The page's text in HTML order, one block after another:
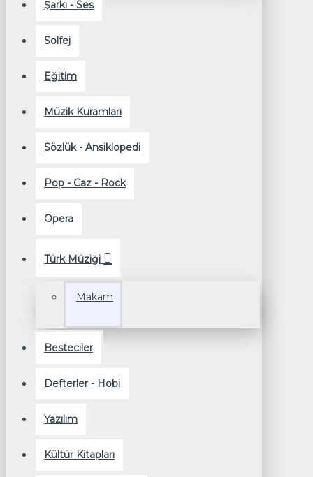
Şarkı - Ses
Solfej
Eğitim
Müzik Kuramları
Sözlük - Ansiklopedi
Pop - Caz - Rock
Opera
Türk Müziği
Makam
Besteciler
Defterler - Hobi
Yazılım
Kültür Kitapları